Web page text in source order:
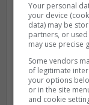
Your personal
your device
data) may be
partners, or
may use precise
Some vendors
of legitimate
your options
or in the site
and cookie